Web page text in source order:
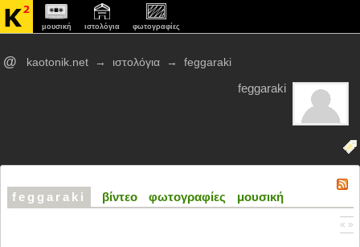
μουσική ιστολόγια φωτογραφίες
@ kaotonik.net → ιστολόγια → feggaraki
feggaraki
feggaraki βίντεο φωτογραφίες μουσική
« »